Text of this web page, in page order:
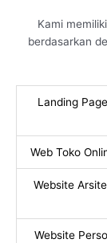
Kami
berdasarkan
Landing
Web Toko
Website
Website